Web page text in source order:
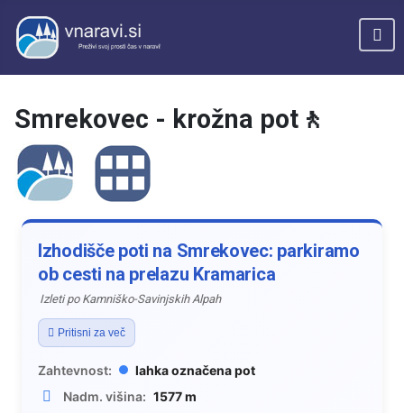
Smrekovec - krožna pot🚶
Izhodišče poti na Smrekovec: parkiramo
ob cesti na prelazu Kramarica
Izleti po Kamniško-Savinjskih Alpah
Pritisni za več
Zahtevnost:
lahka označena pot
Nadm. višina: 1577 m